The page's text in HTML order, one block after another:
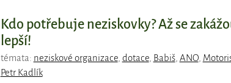
Kdo potřebuje neziskovky? Až se
lepší!
témata: neziskové organizace, dotace, Babiš, ANO,
Petr Kadlík